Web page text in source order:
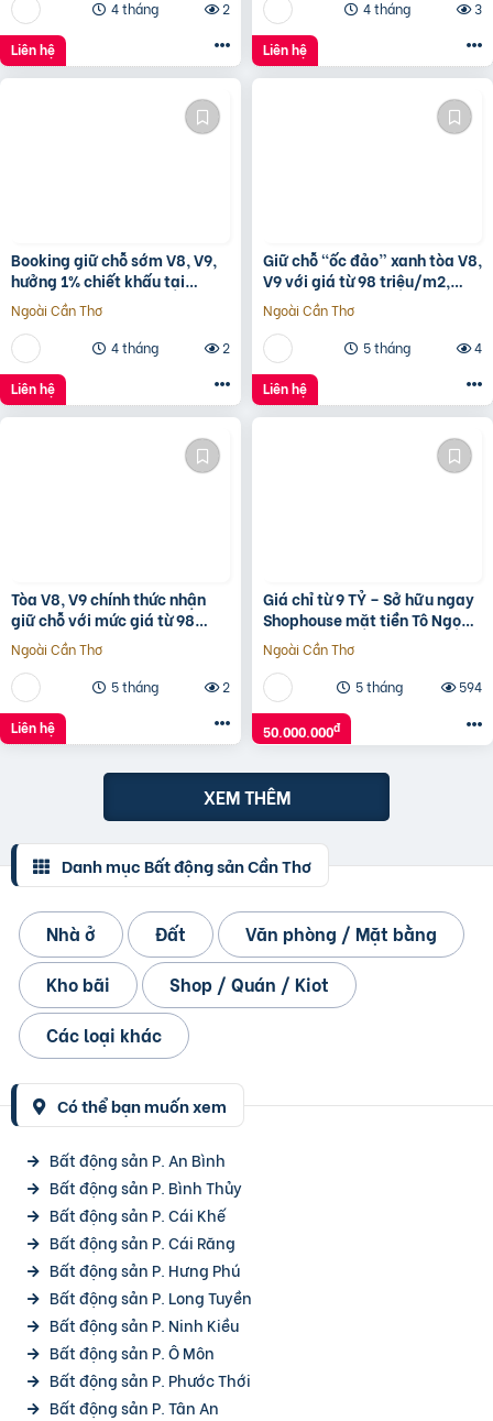
4 tháng 2
Liên hệ
4 tháng 3
Liên hệ
Booking giữ chỗ sớm V8, V9,
hưởng 1% chiết khấu tại
Sunshine Sky City để đón đầu
hạ tầng phát triển
Ngoài Cần Thơ
4 tháng
2
Liên hệ
Giữ chỗ “ốc đảo” xanh tòa V8,
V9 với giá từ 98 triệu/m2,
hưởng 1% chiết khấu booking
sớm tại
Ngoài Cần Thơ
5 tháng
4
Liên hệ
Tòa V8, V9 chính thức nhận
giữ chỗ với mức giá từ 98
triệu/m2, 1% early bird tại
Sunshine Sky City
Ngoài Cần Thơ
5 tháng
2
Liên hệ
Giá chỉ từ 9 TỶ – Sở hữu ngay
Shophouse mặt tiền Tô Ngọc
Vân, ngay vành đai 2
Ngoài Cần Thơ
5 tháng
594
50.000.000đ
XEM THÊM
Danh mục Bất động sản Cần Thơ
Nhà ở Đất
Văn phòng / Mặt bằng
Kho bãi
Shop / Quán / Kiot
Các loại khác
Có thể bạn muốn xem
Bất động sản P. An Bình
Bất động sản P. Bình Thủy
Bất động sản P. Cái Khế
Bất động sản P. Cái Răng
Bất động sản P. Hưng Phú
Bất động sản P. Long Tuyền
Bất động sản P. Ninh Kiều
Bất động sản P. Ô Môn
Bất động sản P. Phước Thới
Bất động sản P. Tân An